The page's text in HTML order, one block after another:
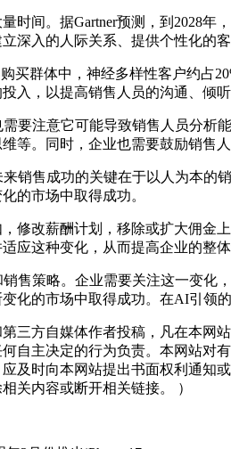
间。据Gartner预测，到2028年
深入的人际关系、提供个性化的客
群体中，神经多样性客户约占
入，以提高销售人员的沟通、倾
注意它可能导致销售人员分析
等。同时，企业也需要鼓励销售
售成功的关键在于以人为本的
的市场中取得成功。
改薪酬计划，移除或扩大佣金
应这种变化，从而提高企业的整体
策略。企业需要关注这一变化
化的市场中取得成功。在AI引领
方自媒体作者投稿，凡在本网
自主决定的行为负责。本网站
及时向本网站提出书面权利通
关内容或断开相关链接。 ）